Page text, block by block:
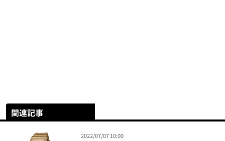
関連記事
2022/07/07 10:00